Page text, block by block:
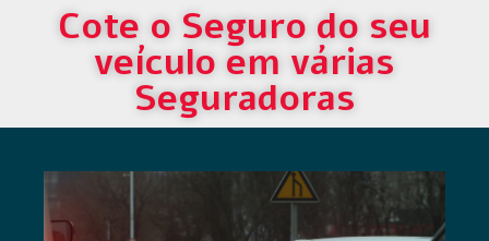
Cote o Seguro do seu
veículo em várias
Seguradoras